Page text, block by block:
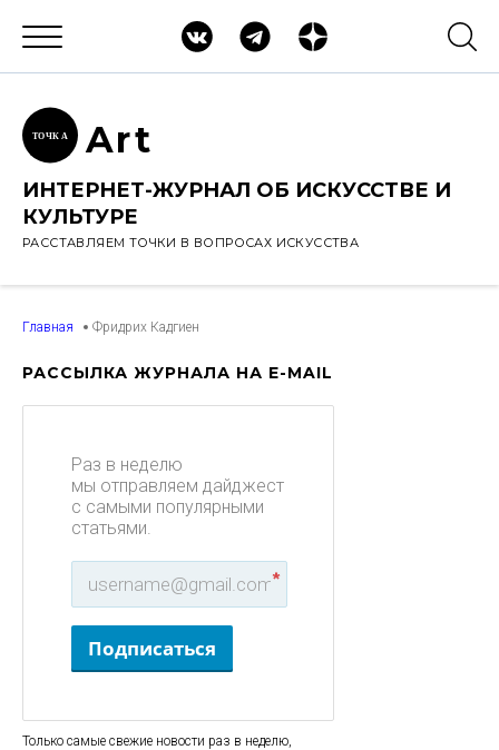
ТОЧК А Art
ИНТЕРНЕТ-ЖУРНАЛ ОБ ИСКУССТВЕ И
КУЛЬТУРЕ
РАССТАВЛЯЕМ ТОЧКИ В ВОПРОСАХ ИСКУССТВА
Главная Фридрих Кадгиен
РАССЫЛКА ЖУРНАЛА НА E-MAIL
Раз в неделю
мы отправляем дайджест
с самыми популярными
статьями.
*
Подписаться
Только самые свежие новости раз в неделю,